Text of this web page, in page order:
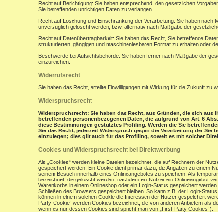
Recht auf Berichtigung: Sie haben entsprechend. den gesetzlichen
Sie betreffenden unrichtigen Daten zu verlangen.
Recht auf Löschung und Einschränkung der Verarbeitung: Sie haben
unverzüglich gelöscht werden, bzw. alternativ nach Maßgabe der
Recht auf Datenübertragbarkeit: Sie haben das Recht, Sie betreffende
strukturierten, gängigen und maschinenlesbaren Format zu erhalten oder
Beschwerde bei Aufsichtsbehörde: Sie haben ferner nach Maßgabe der
einzureichen.
Widerrufsrecht
Sie haben das Recht, erteilte Einwilligungen mit Wirkung für die Zukunft zu
Widerspruchsrecht
Widerspruchsrecht: Sie haben das Recht, aus Gründen, die sich aus
betreffenden personenbezogenen Daten, die aufgrund von Art. 6
diese Bestimmungen gestütztes Profiling. Werden die Sie
Sie das Recht, jederzeit Widerspruch gegen die Verarbeitung der
einzulegen; dies gilt auch für das Profiling, soweit es mit solcher
Cookies und Widerspruchsrecht bei Direktwerbung
Als „Cookies“ werden kleine Dateien bezeichnet, die auf Rechnern der
gespeichert werden. Ein Cookie dient primär dazu, die Angaben zu einem
seinem Besuch innerhalb eines Onlineangebotes zu speichern. Als
bezeichnet, die gelöscht werden, nachdem ein Nutzer ein Onlineangebot
Warenkorbs in einem Onlineshop oder ein Login-Status gespeichert
Schließen des Browsers gespeichert bleiben. So kann z.B. der Login-
können in einem solchen Cookie die Interessen der Nutzer gespeichert
Party-Cookie“ werden Cookies bezeichnet, die von anderen Anbietern als
wenn es nur dessen Cookies sind spricht man von „First-Party Cookies“).